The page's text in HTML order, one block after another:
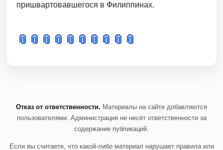
пришвартовавшегося в Филиппинах.
📎 📎 📎 📎 📎 📎 📎 📎 📎 📎
Отказ от ответственности. Материалы на сайте добавляются
пользователями. Администрация не несёт ответственности за
содержание публикаций.
Если вы считаете, что какой-либо материал нарушает правила или